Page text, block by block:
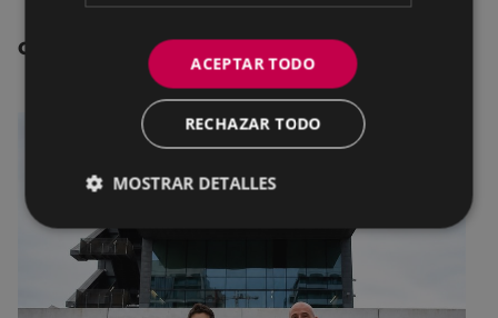
OTRAS NOTICIAS
ACEPTAR TODO
RECHAZAR TODO
MOSTRAR DETALLES